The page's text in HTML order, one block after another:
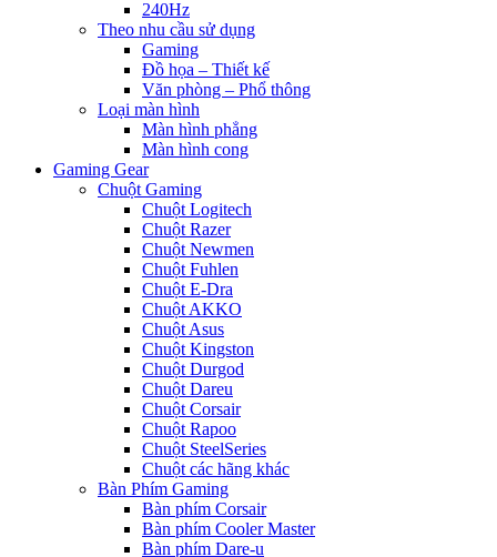
240Hz
Theo nhu cầu sử dụng
Gaming
Đồ họa – Thiết kế
Văn phòng – Phổ thông
Loại màn hình
Màn hình phẳng
Màn hình cong
Gaming Gear
Chuột Gaming
Chuột Logitech
Chuột Razer
Chuột Newmen
Chuột Fuhlen
Chuột E-Dra
Chuột AKKO
Chuột Asus
Chuột Kingston
Chuột Durgod
Chuột Dareu
Chuột Corsair
Chuột Rapoo
Chuột SteelSeries
Chuột các hãng khác
Bàn Phím Gaming
Bàn phím Corsair
Bàn phím Cooler Master
Bàn phím Dare-u